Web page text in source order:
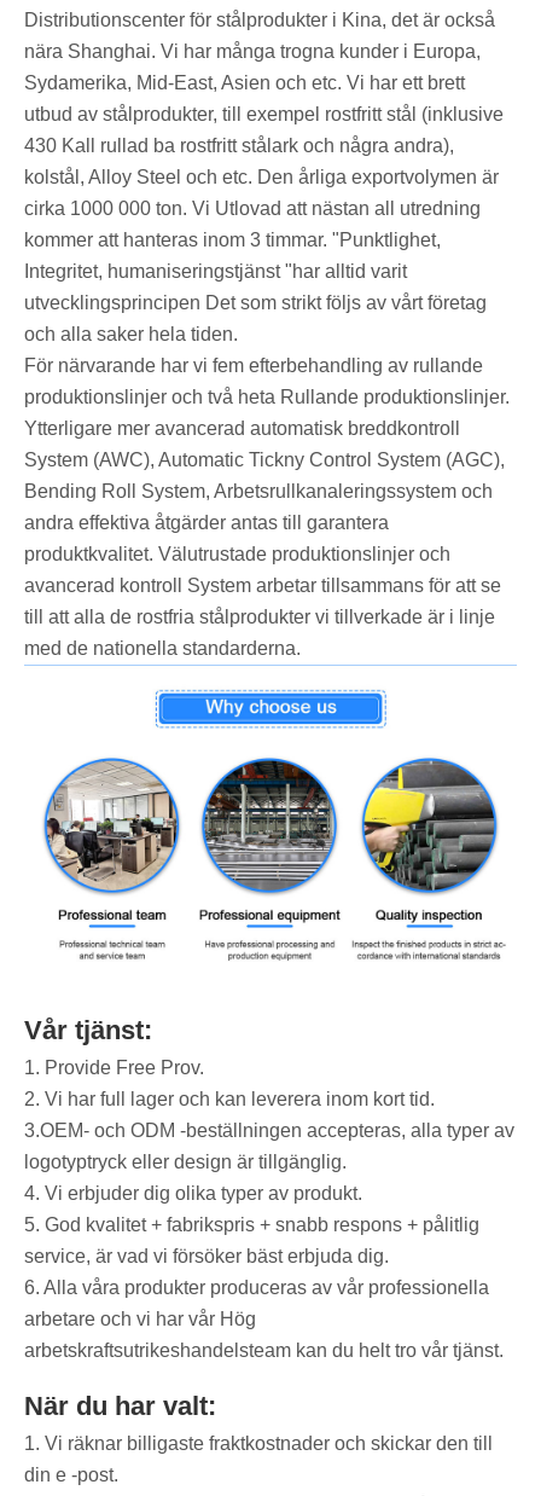
Distributionscenter för stålprodukter i Kina, det är också
nära Shanghai. Vi har många trogna kunder i Europa,
Sydamerika, Mid-East, Asien och etc. Vi har ett brett
utbud av stålprodukter, till exempel rostfritt stål (inklusive
430 Kall rullad ba rostfritt stålark och några andra),
kolstål, Alloy Steel och etc. Den årliga exportvolymen är
cirka 1000 000 ton. Vi Utlovad att nästan all utredning
kommer att hanteras inom 3 timmar. "Punktlighet,
Integritet, humaniseringstjänst "har alltid varit
utvecklingsprincipen Det som strikt följs av vårt företag
och alla saker hela tiden.
För närvarande har vi fem efterbehandling av rullande
produktionslinjer och två heta Rullande produktionslinjer.
Ytterligare mer avancerad automatisk breddkontroll
System (AWC), Automatic Tickny Control System (AGC),
Bending Roll System, Arbetsrullkanaleringssystem och
andra effektiva åtgärder antas till garantera
produktkvalitet. Välutrustade produktionslinjer och
avancerad kontroll System arbetar tillsammans för att se
till att alla de rostfria stålprodukter vi tillverkade är i linje
med de nationella standarderna.
Vår tjänst:
1. Provide Free Prov.
2. Vi har full lager och kan leverera inom kort tid.
3.OEM- och ODM -beställningen accepteras, alla typer av
logotyptryck eller design är tillgänglig.
4. Vi erbjuder dig olika typer av produkt.
5. God kvalitet + fabrikspris + snabb respons + pålitlig
service, är vad vi försöker bäst erbjuda dig.
6. Alla våra produkter produceras av vår professionella
arbetare och vi har vår Hög
arbetskraftsutrikeshandelsteam kan du helt tro vår tjänst.
När du har valt:
1. Vi räknar billigaste fraktkostnader och skickar den till
din e -post.